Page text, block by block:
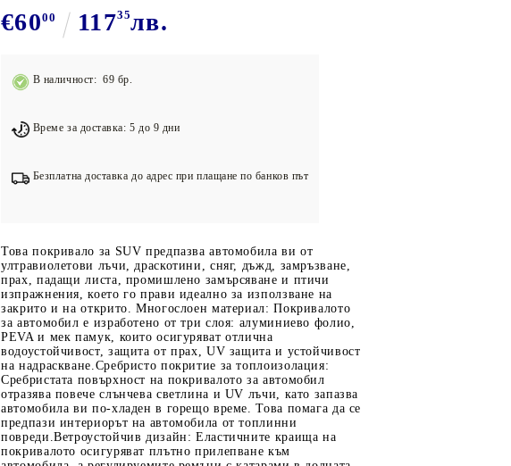
Волейбол
€6000 11735лв.
В наличност: 69 бр.
Време за доставка: 5 до 9 дни
Безплатна доставка до адрес при плащане по банков път
Това покривало за SUV предпазва автомобила ви от
ултравиолетови лъчи, драскотини, сняг, дъжд, замръзване,
прах, падащи листа, промишлено замърсяване и птичи
изпражнения, което го прави идеално за използване на
закрито и на открито. Многослоен материал: Покривалото
за автомобил е изработено от три слоя: алуминиево фолио,
PEVA и мек памук, които осигуряват отлична
водоустойчивост, защита от прах, UV защита и устойчивост
на надраскване.Сребристо покритие за топлоизолация:
Сребристата повърхност на покривалото за автомобил
отразява повече слънчева светлина и UV лъчи, като запазва
автомобила ви по-хладен в горещо време. Това помага да се
предпази интериорът на автомобила от топлинни
повреди.Ветроустойчив дизайн: Еластичните краища на
покривалото осигуряват плътно прилепване към